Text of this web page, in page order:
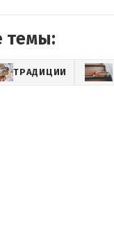
темы:
ТРАДИЦИИ